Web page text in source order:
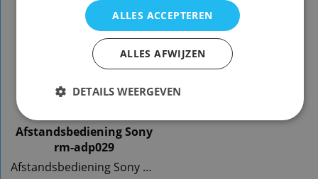
Afstandsbediening Sony
rm-adp029
Afstandsbediening Sony rm-adp029 Afstandsbediening Sony dav-f200 dav-f500 dav-is50 hcd-f200
ALLES ACCEPTEREN
ALLES AFWIJZEN
DETAILS WEERGEVEN